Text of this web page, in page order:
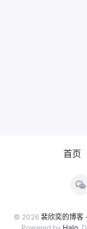
首页
© 2026 裴欣奕的博客